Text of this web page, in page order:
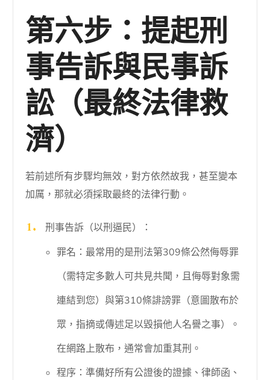
第六步：提起刑
事告訴與民事訴
訟（最終法律救
濟）
若前述所有步驟均無效，對方依然故我，甚至變本
加厲，那就必須採取最終的法律行動。
刑事告訴（以刑逼民）：
罪名：最常用的是刑法第309條公然侮辱罪
（需特定多數人可共見共聞，且侮辱對象需
連結到您）與第310條誹謗罪（意圖散布於
眾，指摘或傳述足以毀損他人名譽之事）。
在網路上散布，通常會加重其刑。
程序：準備好所有公證後的證據、律師函、